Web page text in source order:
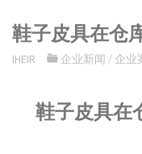
鞋子皮具在仓
IHEIR 企业新闻 / 企业
鞋子皮具在